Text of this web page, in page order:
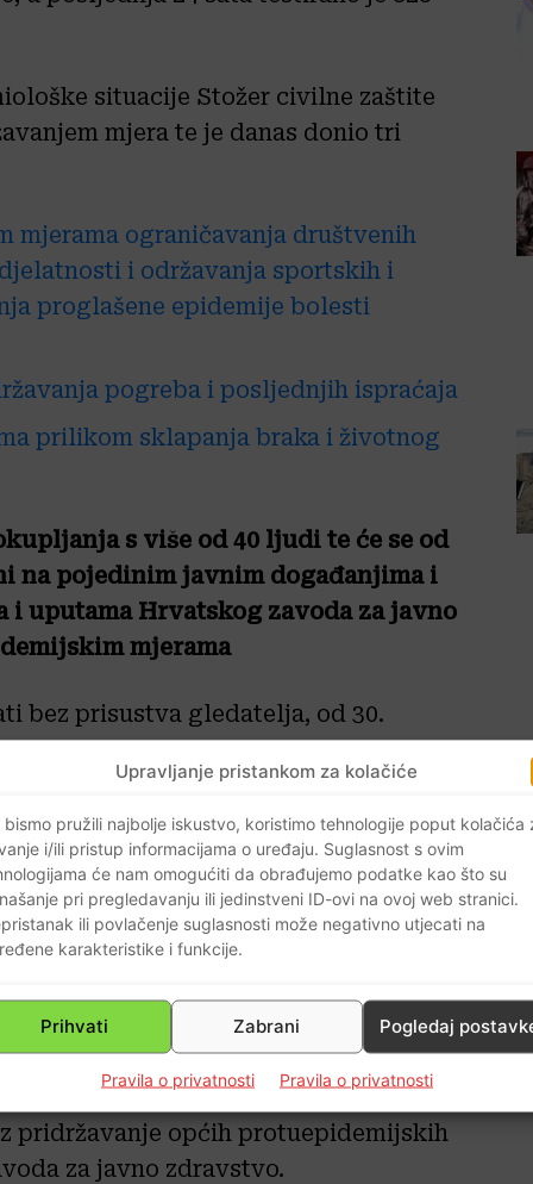
Upravljanje pristankom za kolačiće
bismo pružili najbolje iskustvo, koristimo tehnologije poput kolačića
i/ili pristup informacijama o uređaju. Suglasnost s ovim
će nam omogućiti da obrađujemo podatke kao što su
pri pregledavanju ili jedinstveni ID-ovi na ovoj web stranici.
ili povlačenje suglasnosti može negativno utjecati na
karakteristike i funkcije.
Prihvati Zabrani Pogledaj
Pravila o privatnosti Pravila o privatnosti
situacije Stožer civilne zaštite
mjera te je danas donio tri
mjerama ograničavanja društvenih
i održavanja sportskih i
proglašene epidemije bolesti
pogreba i posljednjih ispraćaja
prilikom sklapanja braka i životnog
s više od 40 ljudi te će se od
na pojedinim javnim događanjima i
uputama Hrvatskog zavoda za javno
mjerama
bez prisustva gledatelja, od 30.
objektima.
ispraćaju mogu
vjerske zajednice te zabrana
Pogrebi, posljednji ispraćaji i
općih protuepidemijskih
za javno zdravstvo.
i životnog partnerstva mogu
obitelj i svjedoci te se ukida zabrana
braka i životnog partnerstva, kao
pridržavanje općih protuepidemijskih
za javno zdravstvo.